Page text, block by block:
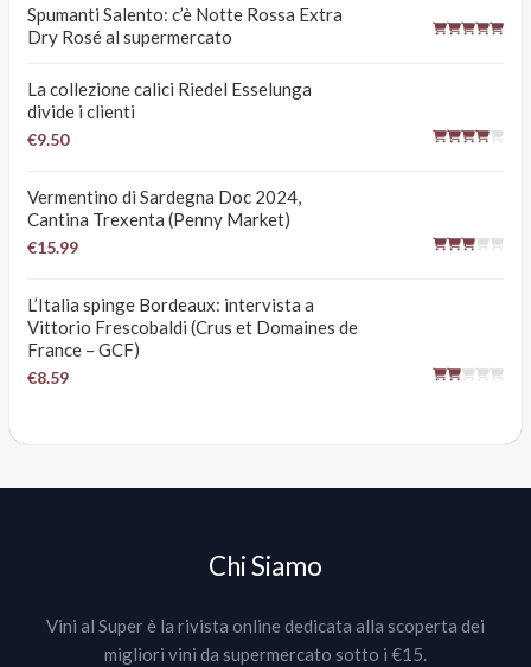
Spumanti Salento: c’è Notte Rossa Extra
Dry Rosé al supermercato
La collezione calici Riedel Esselunga
divide i clienti
€9.50
Vermentino di Sardegna Doc 2024,
Cantina Trexenta (Penny Market)
€15.99
L’Italia spinge Bordeaux: intervista a
Vittorio Frescobaldi (Crus et Domaines de
France – GCF)
€8.59
Chi Siamo
Vini al Super è la rivista online dedicata alla scoperta dei
migliori vini da supermercato sotto i €15.